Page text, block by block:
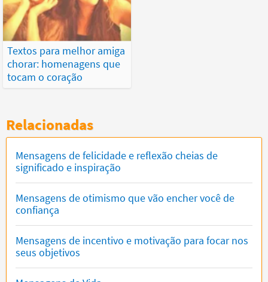
Textos para melhor amiga
chorar: homenagens que
tocam o coração
Relacionadas
Mensagens de felicidade e reflexão cheias de
significado e inspiração
Mensagens de otimismo que vão encher você de
confiança
Mensagens de incentivo e motivação para focar nos
seus objetivos